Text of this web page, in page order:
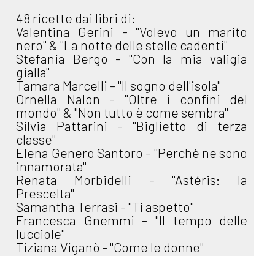
48 ricette dai libri di:
Valentina Gerini - "Volevo un marito
nero" & "La notte delle stelle cadenti"
Stefania Bergo - "Con la mia valigia
gialla"
Tamara Marcelli - "Il sogno dell'isola"
Ornella Nalon - "Oltre i confini del
mondo" & "Non tutto è come sembra"
Silvia Pattarini - "Biglietto di terza
classe"
Elena Genero Santoro - "Perchè ne sono
innamorata"
Renata Morbidelli - "Astéris: la
Prescelta"
Samantha Terrasi - "Ti aspetto"
Francesca Gnemmi - "Il tempo delle
lucciole"
Tiziana Viganò - "Come le donne"